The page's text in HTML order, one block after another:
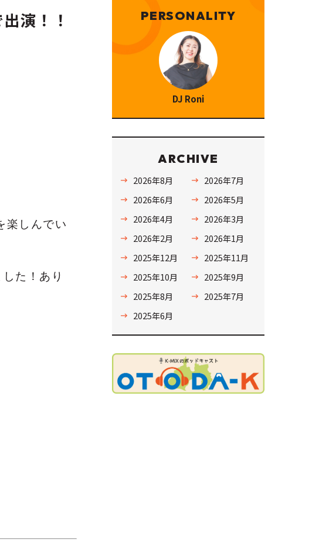
演！！
楽しんでい
た！あり
PERSONALITY
DJ Roni
ARCHIVE
2026年8月
2026年7月
2026年6月
2026年5月
2026年4月
2026年3月
2026年2月
2026年1月
2025年12月
2025年11月
2025年10月
2025年9月
2025年8月
2025年7月
2025年6月